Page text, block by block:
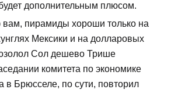
дополнительным плюсом.
вам, пирамиды хороши только на
Мексики и на долларовых
Сол дешево Трише
комитета по экономике
в Брюсселе, по сути, повторил